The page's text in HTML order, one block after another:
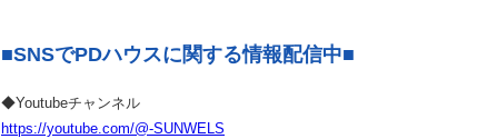
■SNSでPDハウスに関する情報配信中■
◆Youtubeチャンネル
https://youtube.com/@-SUNWELS